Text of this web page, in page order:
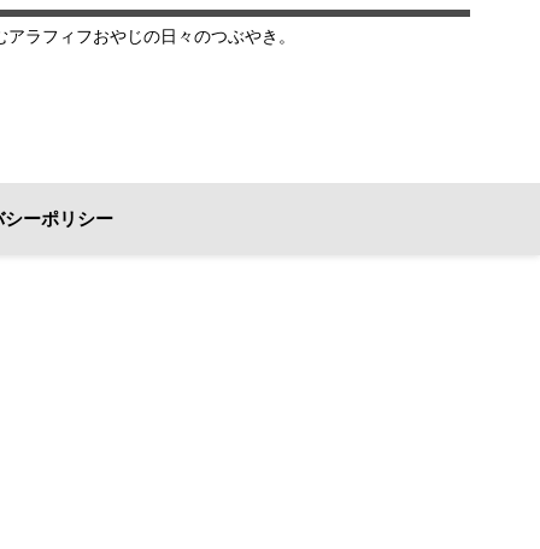
ラフィフおやじの日々のつぶやき。
ーポリシー